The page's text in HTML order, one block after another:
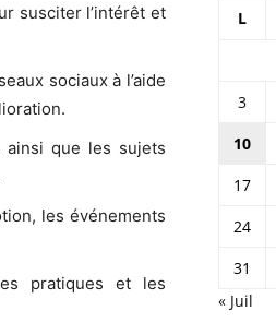
susciter l’intérêt et
sociaux à l’aide
ainsi que les sujets
les événements
pratiques et les
L
3
10
17
24
31
« Juil